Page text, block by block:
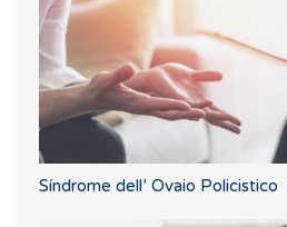
Síndrome dell’ Ovaio Policistico